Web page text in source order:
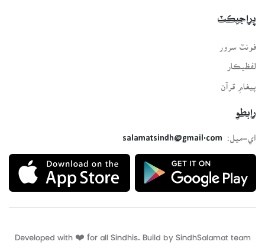
پراجيڪٽ
لفظيڪار
پيغامِ قرآن
رابطو
اي-ميل:
salamatsindh@gmail.com
Developed with ❤️ for all Sindhis. Build by